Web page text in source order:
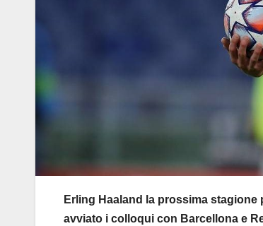
Erling Haaland la prossima
avviato i colloqui con Barcellona e